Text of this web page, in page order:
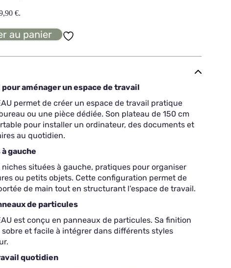
€.
au panier
aménager un espace de travail
permet de créer un espace de travail pratique
ou une pièce dédiée. Son plateau de 150 cm
pour installer un ordinateur, des documents et
au quotidien.
gauche
niches situées à gauche, pratiques pour organiser
ou petits objets. Cette configuration permet de
de main tout en structurant l’espace de travail.
de particules
est conçu en panneaux de particules. Sa finition
et facile à intégrer dans différents styles
quotidien